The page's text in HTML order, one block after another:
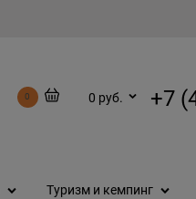
0 0 руб. +7
Туризм и кемпинг